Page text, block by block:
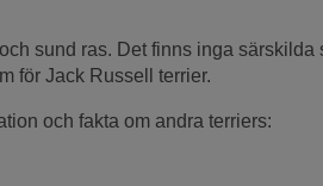
sund ras. Det finns inga
för Jack Russell terrier.
och fakta om andra terriers: